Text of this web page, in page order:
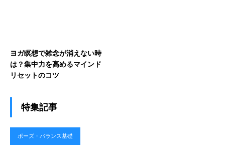
ヨガ瞑想で雑念が消えない時
は？集中力を高めるマインド
リセットのコツ
特集記事
ポーズ・バランス基礎